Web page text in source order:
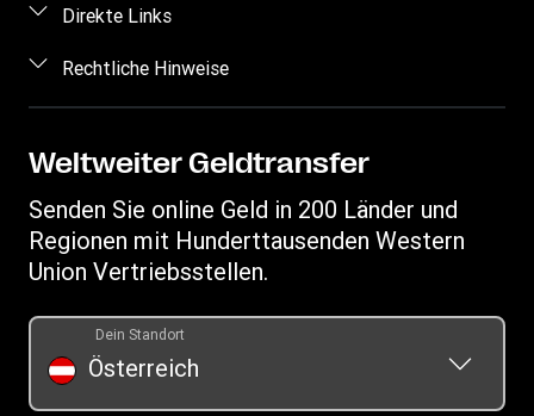
Häufig gestellte Fragen
Direkte Links
Einloggen/Registrieren
Vertriebspartner werden
Geldtransfer nachverfolgen
Standorte finden
App herunterladen
Auflistung der Transaktionshistorie
Rechtliche Hinweise
Datenschutzerklärung
Weltweiter Geldtransfer
Senden Sie online Geld in 200 Länder und
Regionen mit Hunderttausenden Western
Union Vertriebsstellen.
Österreich
Dein Standort